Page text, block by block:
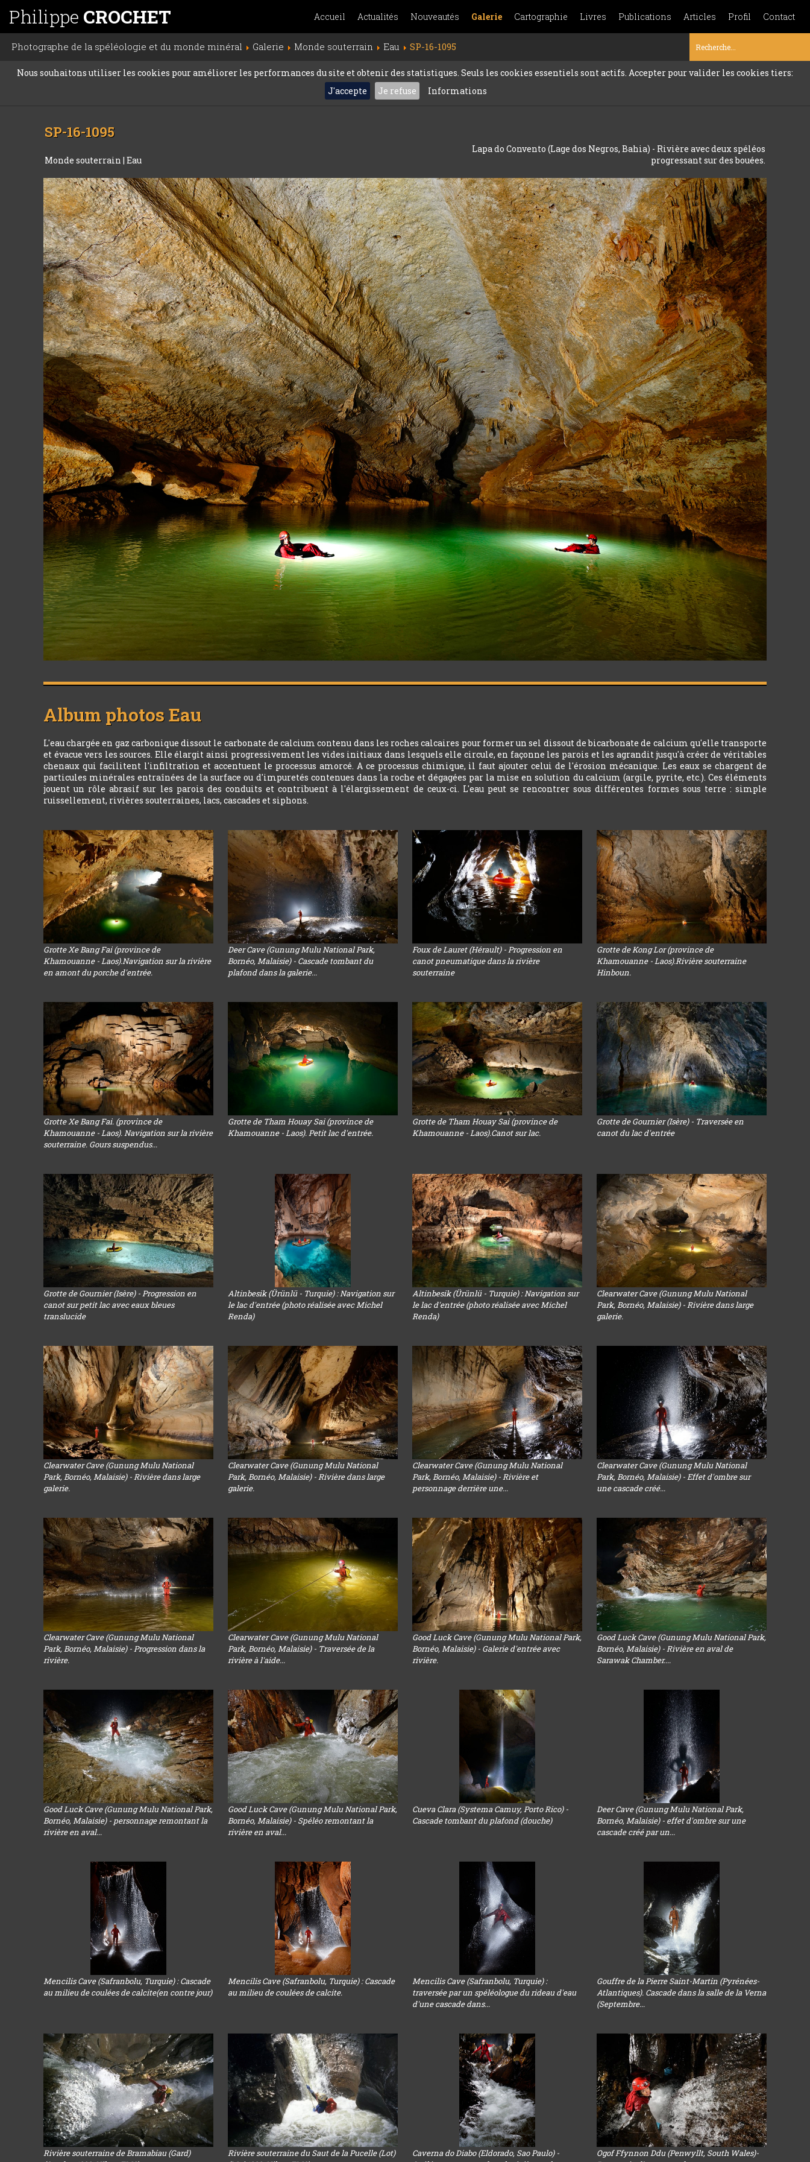
Philippe CROCHET Accueil Actualités Nouveautés Galerie Cartographie Livres Publications Articles Profil Contact
Photographe de la spéléologie et du monde minéral Galerie Monde souterrain Eau SP-16-1095
Nous souhaitons utiliser les cookies pour améliorer les performances du site et obtenir des statistiques. Seuls les cookies essentiels sont actifs. Accepter pour valider les cookies tiers:
J'accepte
Je refuse Informations
SP-16-1095
Monde souterrain|Eau
Lapa do Convento (Lage dos Negros, Bahia) - Rivière avec deux spéléos
progressant sur des bouées.
Album photosEau
L'eau chargée en gaz carbonique dissout le carbonate de calcium contenu dans les roches calcaires pour former un sel dissout de bicarbonate de calcium qu'elle transporte
et évacue vers les sources. Elle élargit ainsi progressivement les vides initiaux dans lesquels elle circule, en façonne les parois et les agrandit jusqu'à créer de véritables
chenaux qui facilitent l'infiltration et accentuent le processus amorcé. A ce processus chimique, il faut ajouter celui de l'érosion mécanique. Les eaux se chargent de
particules minérales entraînées de la surface ou d'impuretés contenues dans la roche et dégagées par la mise en solution du calcium (argile, pyrite, etc.). Ces éléments
jouent un rôle abrasif sur les parois des conduits et contribuent à l'élargissement de ceux-ci. L'eau peut se rencontrer sous différentes formes sous terre : simple
ruissellement, rivières souterraines, lacs, cascades et siphons.
Grotte Xe Bang Fai (province de
Khamouanne - Laos).Navigation sur la rivière
en amont du porche d'entrée.
Deer Cave (Gunung Mulu National Park,
Bornéo, Malaisie) - Cascade tombant du
plafond dans la galerie...
Foux de Lauret (Hérault) - Progression en
canot pneumatique dans la rivière
souterraine
Grotte de Kong Lor (province de
Khamouanne - Laos).Rivière souterraine
Hinboun.
Grotte Xe Bang Fai. (province de
Khamouanne - Laos). Navigation sur la rivière
souterraine. Gours suspendus...
Grotte de Tham Houay Sai (province de
Khamouanne - Laos). Petit lac d'entrée.
Grotte de Tham Houay Sai (province de
Khamouanne - Laos).Canot sur lac.
Grotte de Gournier (Isère) - Traversée en
canot du lac d'entrée
Grotte de Gournier (Isère) - Progression en
canot sur petit lac avec eaux bleues
translucide
Altinbesik (Ürünlü - Turquie) : Navigation sur
le lac d'entrée (photo réalisée avec Michel
Renda)
Altinbesik (Ürünlü - Turquie) : Navigation sur
le lac d'entrée (photo réalisée avec Michel
Renda)
Clearwater Cave (Gunung Mulu National
Park, Bornéo, Malaisie) - Rivière dans large
galerie.
Clearwater Cave (Gunung Mulu National
Park, Bornéo, Malaisie) - Rivière dans large
galerie.
Clearwater Cave (Gunung Mulu National
Park, Bornéo, Malaisie) - Rivière dans large
galerie.
Clearwater Cave (Gunung Mulu National
Park, Bornéo, Malaisie) - Rivière et
personnage derrière une...
Clearwater Cave (Gunung Mulu National
Park, Bornéo, Malaisie) - Effet d'ombre sur
une cascade créé...
Clearwater Cave (Gunung Mulu National
Park, Bornéo, Malaisie) - Progression dans la
rivière.
Clearwater Cave (Gunung Mulu National
Park, Bornéo, Malaisie) - Traversée de la
rivière à l'aide...
Good Luck Cave (Gunung Mulu National Park,
Bornéo, Malaisie) - Galerie d'entrée avec
rivière.
Good Luck Cave (Gunung Mulu National Park,
Bornéo, Malaisie) - Rivière en aval de
Sarawak Chamber....
Good Luck Cave (Gunung Mulu National Park,
Bornéo, Malaisie) - personnage remontant la
rivière en aval...
Good Luck Cave (Gunung Mulu National Park,
Bornéo, Malaisie) - Spéléo remontant la
rivière en aval...
Cueva Clara (Systema Camuy, Porto Rico) -
Cascade tombant du plafond (douche)
Deer Cave (Gunung Mulu National Park,
Bornéo, Malaisie) - effet d'ombre sur une
cascade créé par un...
Mencilis Cave (Safranbolu, Turquie) : Cascade
au milieu de coulées de calcite(en contre jour)
Mencilis Cave (Safranbolu, Turquie) : Cascade
au milieu de coulées de calcite.
Mencilis Cave (Safranbolu, Turquie) :
traversée par un spéléologue du rideau d'eau
d'une cascade dans...
Gouffre de la Pierre Saint-Martin (Pyrénées-
Atlantiques). Cascade dans la salle de la Verna
(Septembre...
Rivière souterraine de Bramabiau (Gard)
Rivière souterraine du Saut de la Pucelle (Lot)
Caverna do Diabo (Eldorado, Sao Paulo) -
Ogof Ffynnon Ddu (Penwyllt, South Wales)-